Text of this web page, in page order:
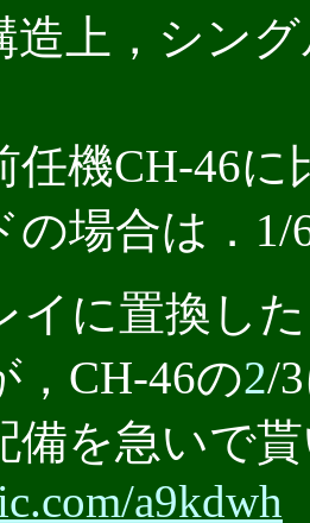
上，シン
機CH-46に
の場合は．
に置換し
，CH-46の2/
備を急いで
a9kdwh